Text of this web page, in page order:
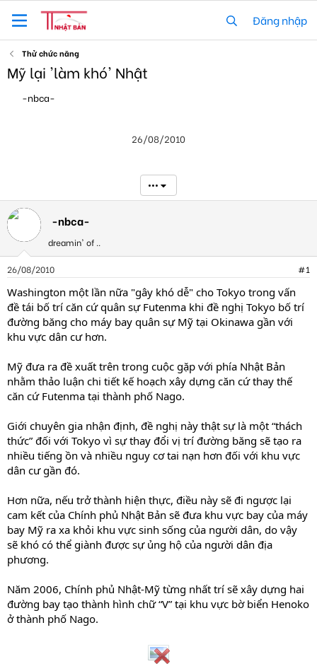
Đăng nhập
Thử chức năng
Mỹ lại 'làm khó' Nhật
h
r
t
r
-nbca-
26/08/2010
•••
-nbca-
dreamin' of ..
26/08/2010 #1
Washington một lần nữa "gây khó dễ" cho Tokyo trong vấn
đề tái bố trí căn cứ quân sự Futenma khi đề nghị Tokyo bố trí
đường băng cho máy bay quân sự Mỹ tại Okinawa gần với
khu vực dân cư hơn.
Mỹ đưa ra đề xuất trên trong cuộc gặp với phía Nhật Bản
nhằm thảo luận chi tiết kế hoạch xây dựng căn cứ thay thế
căn cứ Futenma tại thành phố Nago.
Giới chuyên gia nhận định, đề nghị này thật sự là một “thách
thức” đối với Tokyo vì sự thay đổi vị trí đường băng sẽ tạo ra
nhiều tiếng ồn và nhiều nguy cơ tai nạn hơn đối với khu vực
dân cư gần đó.
Hơn nữa, nếu trở thành hiện thực, điều này sẽ đi ngược lại
cam kết của Chính phủ Nhật Bản sẽ đưa khu vực bay của máy
bay Mỹ ra xa khỏi khu vực sinh sống của người dân, do vậy
sẽ khó có thể giành được sự ủng hộ của người dân địa
phương.
Năm 2006, Chính phủ Nhật-Mỹ từng nhất trí sẽ xây dựng hai
đường bay tạo thành hình chữ “V” tại khu vực bờ biển Henoko
ở thành phố Nago.